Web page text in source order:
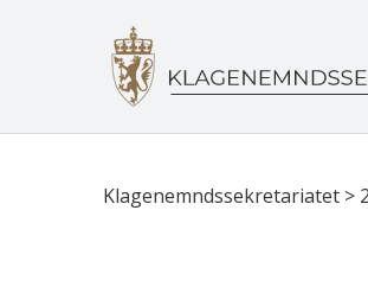
Klagenemndssekretariatet >